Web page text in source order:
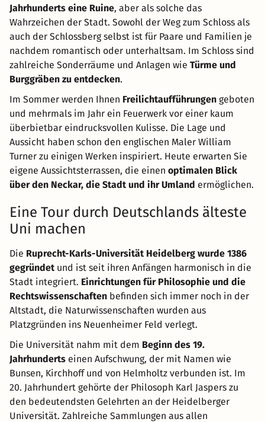
Jahrhunderts eine Ruine, aber als solche das
Wahrzeichen der Stadt. Sowohl der Weg zum Schloss als
auch der Schlossberg selbst ist für Paare und Familien je
nachdem romantisch oder unterhaltsam. Im Schloss sind
zahlreiche Sonderräume und Anlagen wie Türme und
Burggräben zu entdecken.
Im Sommer werden Ihnen Freilichtaufführungen geboten
und mehrmals im Jahr ein Feuerwerk vor einer kaum
überbietbar eindrucksvollen Kulisse. Die Lage und
Aussicht haben schon den englischen Maler William
Turner zu einigen Werken inspiriert. Heute erwarten Sie
eigene Aussichtsterrassen, die einen optimalen Blick
über den Neckar, die Stadt und ihr Umland ermöglichen.
Eine Tour durch Deutschlands älteste
Uni machen
Die Ruprecht-Karls-Universität Heidelberg wurde 1386
gegründetund ist seit ihren Anfängen harmonisch in die
Stadt integriert. Einrichtungen für Philosophie und die
Rechtswissenschaften befinden sich immer noch in der
Altstadt, die Naturwissenschaften wurden aus
Platzgründen ins Neuenheimer Feld verlegt.
Die Universität nahm mit dem Beginn des 19.
Jahrhunderts einen Aufschwung, der mit Namen wie
Bunsen, Kirchhoff und von Helmholtz verbunden ist. Im
20. Jahrhundert gehörte der Philosoph Karl Jaspers zu
den bedeutendsten Gelehrten an der Heidelberger
Universität. Zahlreiche Sammlungen aus allen